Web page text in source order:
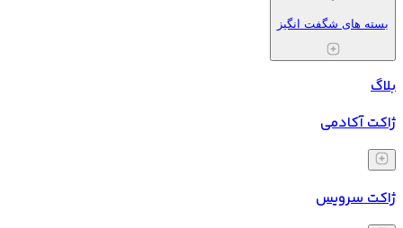
بسته های شگفت انگیز
بلاگ
ژاکت آکادمی
ژاکت سرویس